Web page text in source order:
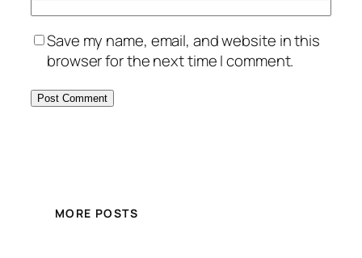
Save my name, email, and website in this
browser for the next time I comment.
MORE POSTS